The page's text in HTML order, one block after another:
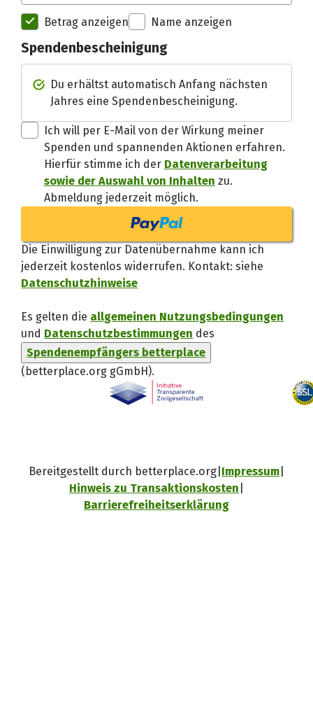
Betrag anzeigen Name anzeigen
Spendenbescheinigung
Du erhältst automatisch Anfang nächsten
Jahres eine Spendenbescheinigung.
Ich will per E-Mail von der Wirkung meiner
Spenden und spannenden Aktionen erfahren.
Hierfür stimme ich der Datenverarbeitung
sowie der Auswahl von Inhalten zu.
Abmeldung jederzeit möglich.
Die Einwilligung zur Datenübernahme kann ich
jederzeit kostenlos widerrufen. Kontakt: siehe
Datenschutzhinweise
Es gelten die allgemeinen Nutzungsbedingungen
und Datenschutzbestimmungen des
Spendenempfängers betterplace
(betterplace.org gGmbH)
Spendenempfänger
.
Bereitgestellt durch betterplace.org Impressum
Hinweis zu Transaktionskosten
Barrierefreiheitserklärung